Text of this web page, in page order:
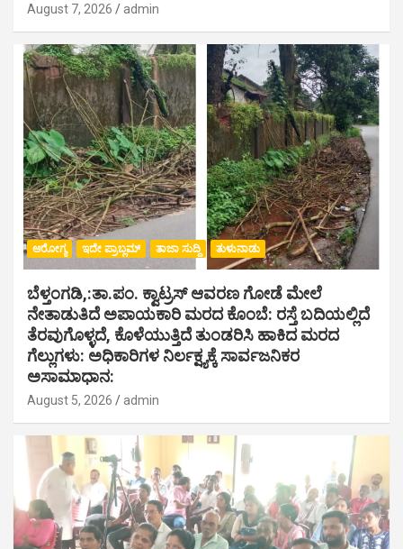
August 7, 2026 admin
ಆರೋಗ್ಯ ಇದೇ ಪ್ರಾಬ್ಲಮ್ ತಾಜಾ ಸುದ್ದಿ ತುಳುನಾಡು
ಬೆಳ್ತಂಗಡಿ,:ತಾ.ಪಂ‌. ಕ್ವಾಟ್ರಸ್ ಆವರಣ ಗೋಡೆ ಮೇಲೆ
ನೇತಾಡುತಿದೆ ಅಪಾಯಕಾರಿ ಮರದ ಕೊಂಬೆ: ರಸ್ತೆ ಬದಿಯಲ್ಲಿದೆ
ತೆರವುಗೊಳ್ಳದೆ, ಕೊಳೆಯುತ್ತಿದೆ ತುಂಡರಿಸಿ ಹಾಕಿದ ಮರದ
ಗೆಲ್ಲುಗಳು: ಅಧಿಕಾರಿಗಳ ನಿರ್ಲಕ್ಷ್ಯಕ್ಕೆ ಸಾರ್ವಜನಿಕರ
ಅಸಾಮಾಧಾನ:
August 5, 2026 admin